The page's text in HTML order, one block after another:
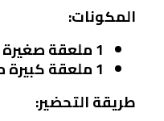
المكونات:
1 ملعقة صغيرة من الزنجبيل المبشور
1 ملعقة كبيرة من العسل
طريقة التحضير: